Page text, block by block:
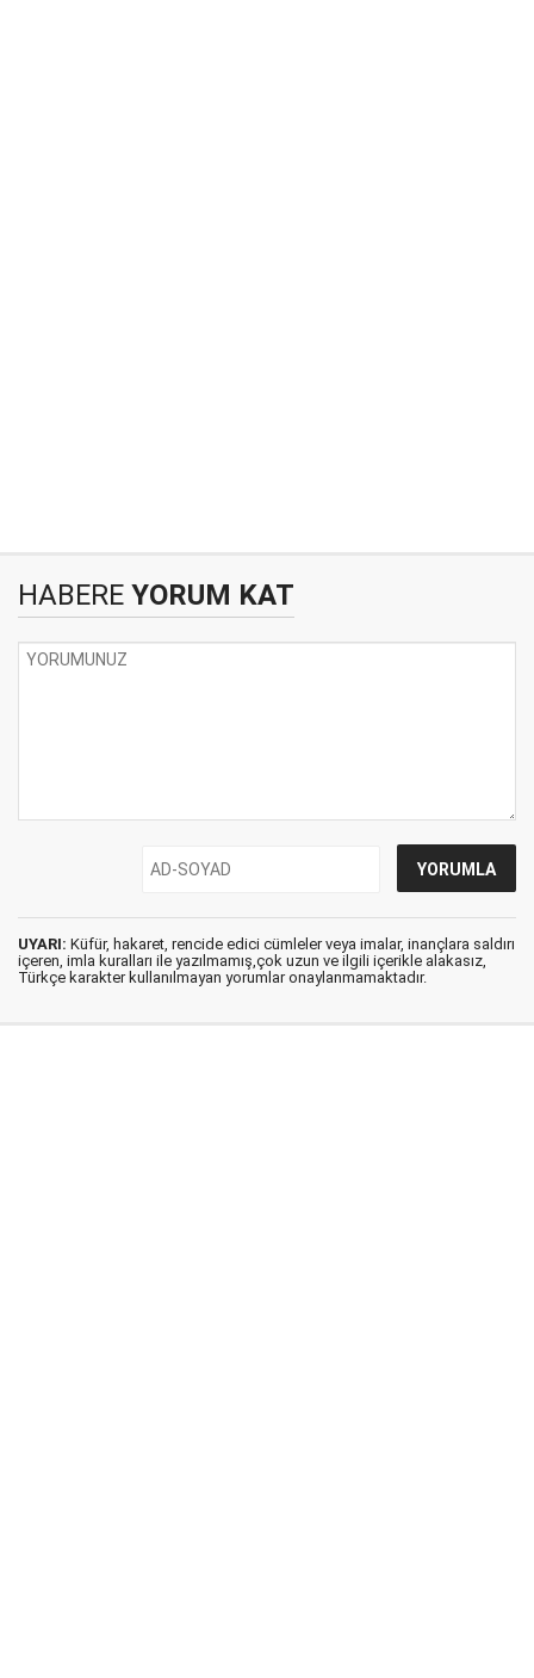
HABERE YORUM KAT
UYARI: Küfür, hakaret, rencide edici cümleler veya imalar, inançlara saldırı
içeren, imla kuralları ile yazılmamış,çok uzun ve ilgili içerikle alakasız,
Türkçe karakter kullanılmayan yorumlar onaylanmamaktadır.